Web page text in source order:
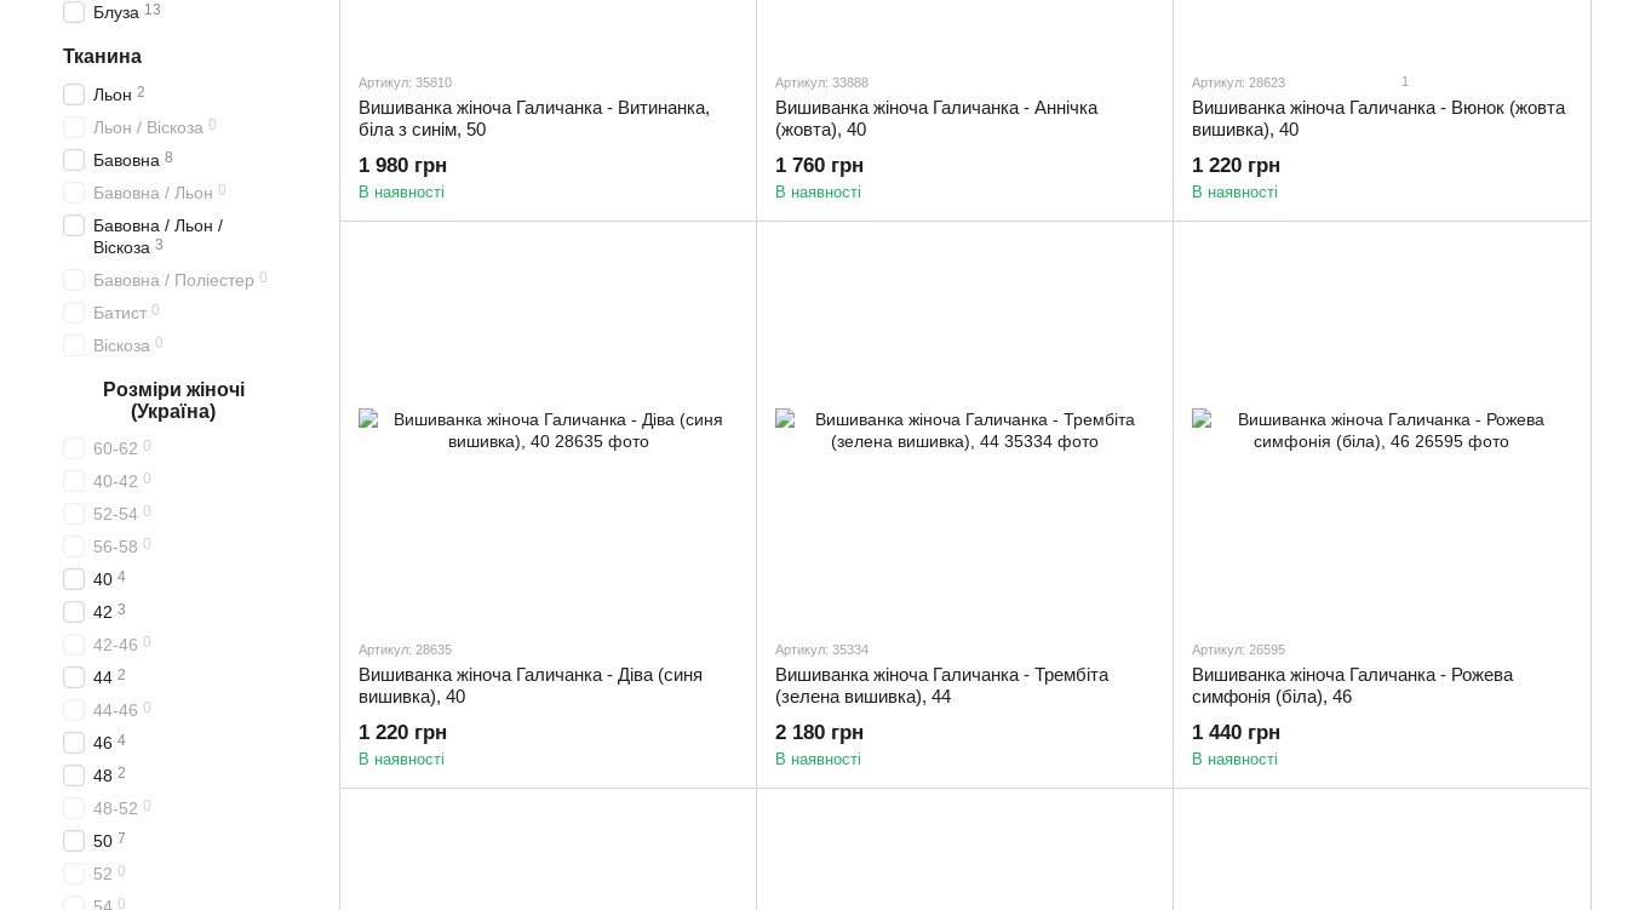
Артикул: 35810
Вишиванка жіноча Галичанка - Витинанка,
біла з синім, 50
1 980 грн
В наявності
Артикул: 33888
Вишиванка жіноча Галичанка - Аннічка
(жовта), 40
1 760 грн
В наявності
Артикул: 28623 1
Вишиванка жіноча Галичанка - Вюнок (жовта
вишивка), 40
1 220 грн
В наявності
Артикул: 28635
Вишиванка жіноча Галичанка - Діва (синя
вишивка), 40
1 220 грн
В наявності
Артикул: 35334
Вишиванка жіноча Галичанка - Трембіта
(зелена вишивка), 44
2 180 грн
В наявності
Артикул: 26595
Вишиванка жіноча Галичанка - Рожева
симфонія (біла), 46
1 440 грн
В наявності
Блуза 13
Тканина
Льон 2
Льон / Віскоза 0
Бавовна 8
Бавовна / Льон 0
Бавовна / Льон /
Віскоза 3
Бавовна / Поліестер 0
Батист 0
Віскоза 0
Розміри жіночі
(Україна)
60-62 0
40-42 0
52-54 0
56-58 0
40 4
42 3
42-46 0
44 2
44-46 0
46 4
48 2
48-52 0
50 7
52 0
0